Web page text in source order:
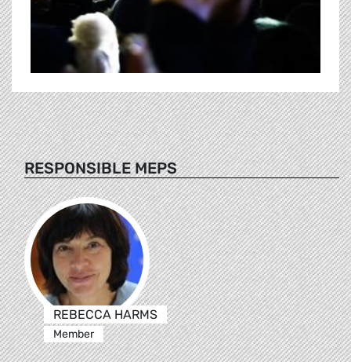
RESPONSIBLE MEPS
REBECCA HARMS
Member